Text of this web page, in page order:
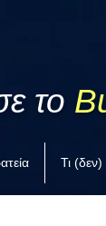
το
Τι (δεν)